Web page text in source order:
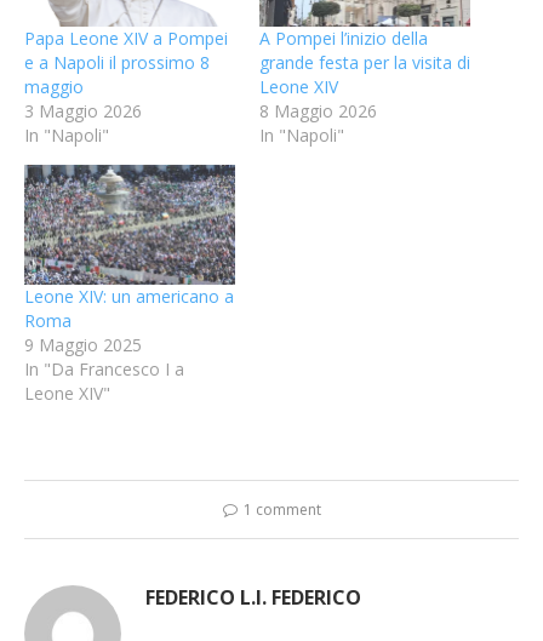
Papa Leone XIV a Pompei
e a Napoli il prossimo 8
maggio
3 Maggio 2026
In "Napoli"
A Pompei l’inizio della
grande festa per la visita di
Leone XIV
8 Maggio 2026
In "Napoli"
Leone XIV: un americano a
Roma
9 Maggio 2025
In "Da Francesco I a
Leone XIV"
1 comment
FEDERICO L.I. FEDERICO